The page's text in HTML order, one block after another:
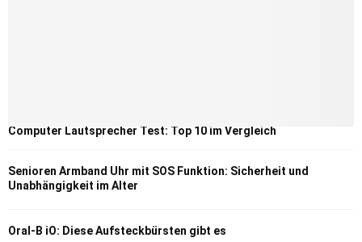
Computer Lautsprecher Test: Top 10 im Vergleich
Senioren Armband Uhr mit SOS Funktion: Sicherheit und
Unabhängigkeit im Alter
Oral-B iO: Diese Aufsteckbürsten gibt es